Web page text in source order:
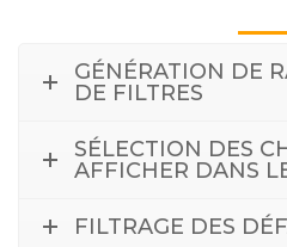
GÉNÉRATION DE
DE FILTRES
SÉLECTION DES
AFFICHER DANS
FILTRAGE DES